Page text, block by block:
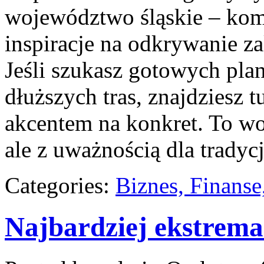
województwo śląskie –
inspiracje na odkrywanie
Jeśli szukasz gotowych
dłuższych tras, znajdziesz
akcentem na konkret. To
ale z uważnością dla
Categories: Biznes,
Najbardziej